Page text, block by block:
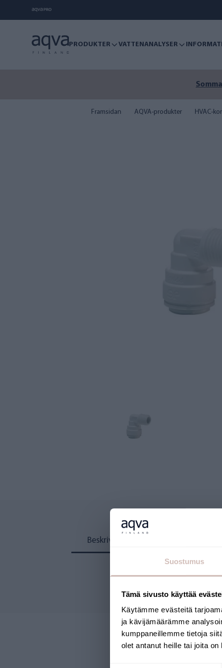
Suostumus
Tämä sivusto käyttää
Käytämme evästeitä
ja kävijämäärämme
kumppaneillemme tietoja
olet antanut heille tai joita
PRODUKTER VATTENANALYSER
Framsidan AQVA-produkter HVAC-
Beskrivning